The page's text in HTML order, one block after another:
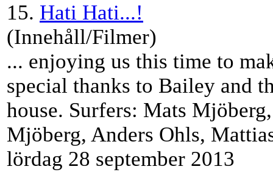
15. Hati Hati...!
(Innehåll/Filmer)
... enjoying us this time to
special thanks to Bailey and
house. Surfers: Mats
Mjöberg, Anders Ohls,
lördag 28 september 2013